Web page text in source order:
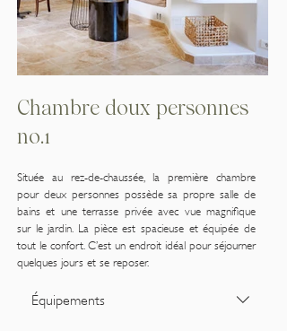
Chambre doux personnes
no.1
Située au rez-de-chaussée, la première chambre
pour deux personnes possède sa propre salle de
bains et une terrasse privée avec vue magnifique
sur le jardin. La pièce est spacieuse et équipée de
tout le confort. C’est un endroit idéal pour séjourner
quelques jours et se reposer.
Équipements